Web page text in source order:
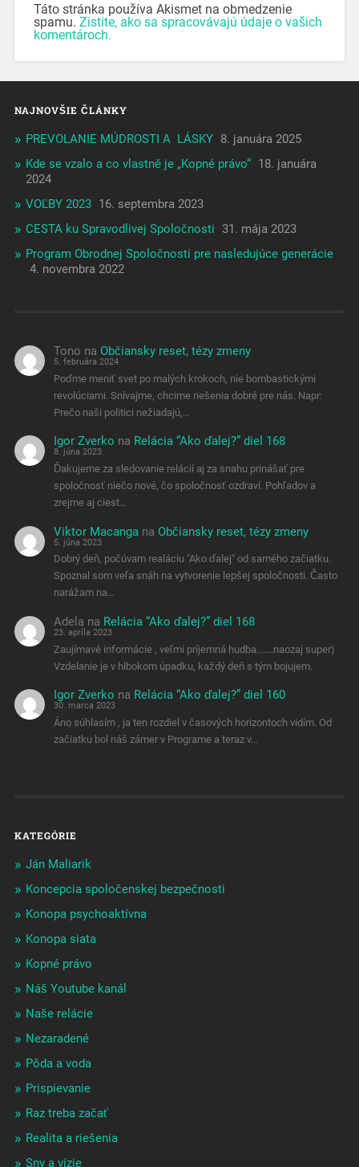
Táto stránka používa Akismet na obmedzenie
spamu. Zistite, ako sa spracovávajú údaje o vašich
komentároch.
NAJNOVŠIE ČLÁNKY
PREVOLANIE MÚDROSTI A LÁSKY 8. januára 2025
Kde se vzalo a co vlastně je „Kopné právo“ 18. januára
2024
VOĽBY 2023 16. septembra 2023
CESTA ku Spravodlivej Spoločnosti 31. mája 2023
Program Obrodnej Spoločnosti pre nasledujúce generácie
4. novembra 2022
Tono na Občiansky reset, tézy zmeny
5. februára 2024
Poďme meniť svet po malých krokoch, nie bombastickými
revolúciami. Snívajme, chcime riešenia dobré pre nás. Napr:
Prečo naši politici nežiadajú,…
Igor Zverko na Relácia “Ako ďalej?” diel 168
8. júna 2023
Ďakujeme za sledovanie relácií aj za snahu prinášať pre
spoločnosť niečo nové, čo spoločnosť ozdraví. Pohľadov a
zrejme aj ciest…
Viktor Macanga na Občiansky reset, tézy zmeny
5. júna 2023
Dobrý deň, počúvam realáciu "Ako ďalej" od samého začiatku.
Spoznal som veľa snáh na vytvorenie lepšej spoločnosti. Často
narážam na…
Adela na Relácia “Ako ďalej?” diel 168
23. apríla 2023
Zaujímavé informácie , veľmi príjemná hudba.......naozaj super)
Vzdelanie je v hlbokom úpadku, každý deň s tým bojujem.
Igor Zverko na Relácia “Ako ďalej?” diel 160
30. marca 2023
Áno súhlasím , ja ten rozdiel v časových horizontoch vidím. Od
začiatku bol náš zámer v Programe a teraz v…
KATEGÓRIE
Ján Maliarik
Koncepcia spoločenskej bezpečnosti
Konopa psychoaktívna
Konopa siata
Kopné právo
Náš Youtube kanál
Naše relácie
Nezaradené
Pôda a voda
Prispievanie
Raz treba začať
Realita a riešenia
Sny a vízie